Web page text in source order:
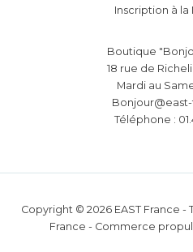
Inscription à
Boutique
18 rue de
Mardi au
Téléphone :
Copyright © 2026 EAST France -
France - Commerce